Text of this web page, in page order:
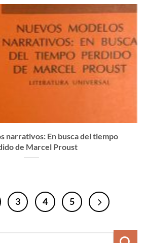
narrativos: En busca del tiempo
de Marcel Proust
3 4 5